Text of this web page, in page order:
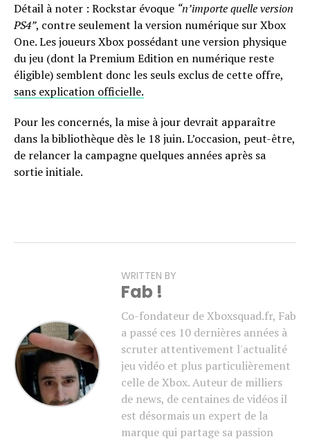
Détail à noter : Rockstar évoque “n’importe quelle version
PS4”, contre seulement la version numérique sur Xbox
One. Les joueurs Xbox possédant une version physique
du jeu (dont la Premium Edition en numérique reste
éligible) semblent donc les seuls exclus de cette offre,
sans explication officielle.
Pour les concernés, la mise à jour devrait apparaître
dans la bibliothèque dès le 18 juin. L’occasion, peut-être,
de relancer la campagne quelques années après sa
sortie initiale.
WRITTEN BY
Fab !
Co-fondateur de Xboxsquad.fr, Fab
a passé ces 10 dernières années à
scruter attentivement l'actualité
jeu vidéo et plus particulièrement
celle de Xbox. Auteur de milliers
de news, de centaines de vidéos il
est désormais un expert de la
marque qui partage sa passion